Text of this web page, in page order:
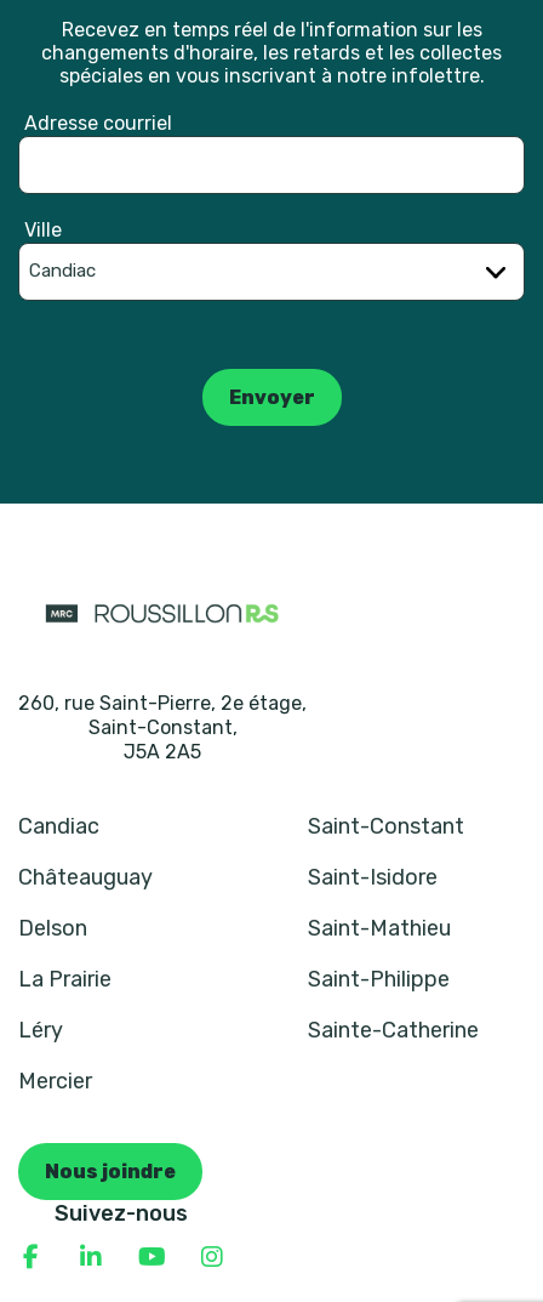
Recevez en temps réel de l'information sur les
changements d'horaire, les retards et les collectes
spéciales en vous inscrivant à notre infolettre.
Adresse courriel
Ville
Envoyer
260, rue Saint-Pierre, 2e étage,
Saint-Constant,
J5A 2A5
Candiac
Saint-Constant
Châteauguay
Saint-Isidore
Delson
Saint-Mathieu
La Prairie
Saint-Philippe
Léry
Sainte-Catherine
Mercier
Nous joindre
Suivez-nous